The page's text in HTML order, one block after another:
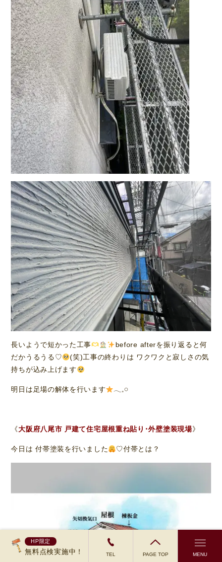
HP限定
無料点検実施中！ TEL PAGE TOP MENU
長いようで短かった工事
before afterを振り返ると何
だかうるうる♡
(笑)工事の終わりは ワクワクと寂しさの気
持ちが込み上げます
明日は足場の解体を行います 𓂃𓈒𓏸︎︎︎︎
《大阪府八尾市 戸建て住宅屋根重ね貼り･外壁塗装現場》
今日は 付帯塗装を行いました ♡付帯とは？